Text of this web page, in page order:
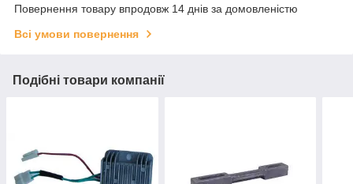
Повернення товару впродовж 14 днів за домовленістю
Всі умови повернення
Подібні товари компанії